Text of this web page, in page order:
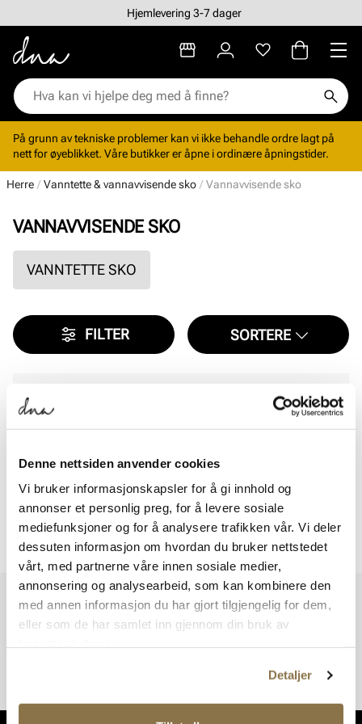
Denne nettsiden anvender cookies
Vi bruker informasjonskapsler for å gi innhold og
annonser et personlig preg, for å levere sosiale
mediefunksjoner og for å analysere trafikken vår. Vi deler
dessuten informasjon om hvordan du bruker nettstedet
vårt, med partnerne våre innen sosiale medier,
annonsering og analysearbeid, som kan kombinere den
med annen informasjon du har gjort tilgjengelig for dem,
eller som de har samlet inn gjennom din bruk av
Detaljer
Hjemlevering 3-7 dager
På grunn av tekniske problemer kan vi ikke behandle ordre lagt på
nett for øyeblikket. Våre butikker er åpne i ordinære åpningstider.
Herre Vanntette & vannavvisende sko Vannavvisende sko
VANNAVVISENDE SKO
VANNTETTE SKO
FILTER SORTERE
Utvalg i butikker VELG DIN BUTIKK
Viser0 av0resultater
Vi har mer å by på – ta en titt hos våre andre konsepter!